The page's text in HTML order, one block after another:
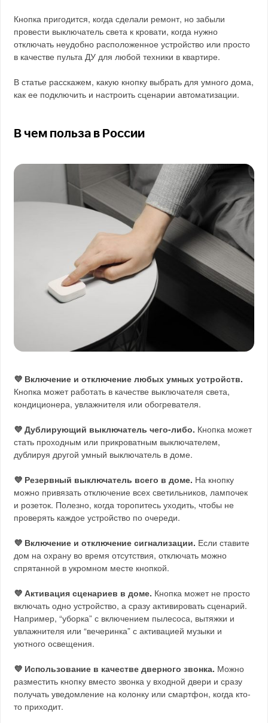
Кнопка пригодится, когда сделали ремонт, но забыли
провести выключатель света к кровати, когда нужно
отключать неудобно расположенное устройство или просто
в качестве пульта ДУ для любой техники в квартире.
В статье расскажем, какую кнопку выбрать для умного дома,
как ее подключить и настроить сценарии автоматизации.
В чем польза в России
💜 Включение и отключение любых умных устройств.
Кнопка может работать в качестве выключателя света,
кондиционера, увлажнителя или обогревателя.
💜 Дублирующий выключатель чего-либо. Кнопка может
стать проходным или прикроватным выключателем,
дублируя другой умный выключатель в доме.
💜 Резервный выключатель всего в доме. На кнопку
можно привязать отключение всех светильников, лампочек
и розеток. Полезно, когда торопитесь уходить, чтобы не
проверять каждое устройство по очереди.
💜 Включение и отключение сигнализации. Если ставите
дом на охрану во время отсутствия, отключать можно
спрятанной в укромном месте кнопкой.
💜 Активация сценариев в доме. Кнопка может не просто
включать одно устройство, а сразу активировать сценарий.
Например, “уборка” с включением пылесоса, вытяжки и
увлажнителя или “вечеринка” с активацией музыки и
уютного освещения.
💜 Использование в качестве дверного звонка. Можно
разместить кнопку вместо звонка у входной двери и сразу
получать уведомление на колонку или смартфон, когда кто-
то приходит.